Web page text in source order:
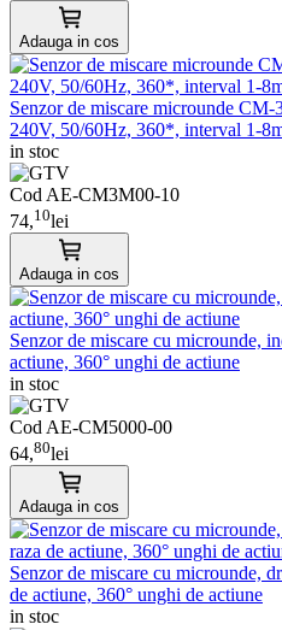
Adauga in cos
Senzor de miscare microunde
240V, 50/60Hz, 360*, interval 1-
in stoc
Cod AE-CM3M00-10
74,10lei
Adauga in cos
Senzor de miscare cu microunde,
actiune, 360° unghi de actiune
in stoc
Cod AE-CM5000-00
64,80lei
Adauga in cos
Senzor de miscare cu microunde,
de actiune, 360° unghi de actiune
in stoc